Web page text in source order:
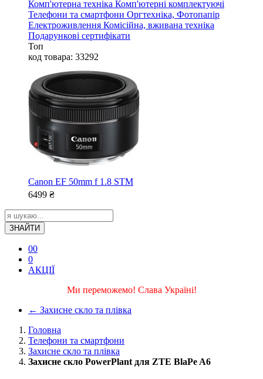
Комп'ютерна техніка Комп'ютерні комплектуючі
Телефони та смартфони Оргтехніка, Фотопапір
Електроживлення Комісійна, вживана техніка
Подарункові сертифікати
Топ
код товара: 33292
Canon EF 50mm f 1.8 STM
6499 ₴
ЗНАЙТИ
00
0
АКЦІЇ
Ми переможемо! Слава Україні!
← Захисне скло та плівка
Головна
Телефони та смартфони
Захисне скло та плівка
Захисне скло PowerPlant для ZTE BlaPe A6